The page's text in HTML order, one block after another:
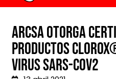
Arcsa otorga
productos
virus SARS-Cov2